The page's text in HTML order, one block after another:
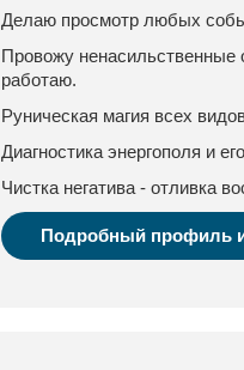
Делаю просмотр любых
Провожу ненасильственные
работаю.
Руническая магия всех
Диагностика энергополя и
Чистка негатива - отливка
Подробный профиль